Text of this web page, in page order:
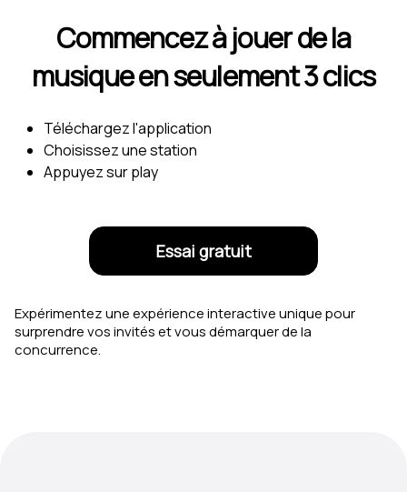
Commencez à jouer de la
musique en seulement 3 clics
Téléchargez l'application
Choisissez une station
Appuyez sur play
Essai gratuit
Expérimentez une expérience interactive unique pour
surprendre vos invités et vous démarquer de la
concurrence.